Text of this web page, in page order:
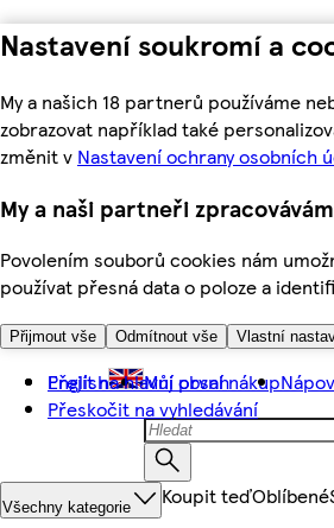
Nastavení soukromí a
My a našich 18 partnerů používáme
zobrazovat například také
změnit v Nastavení ochrany osobních
My a naši partneři
Povolením souborů cookies nám
používat přesná data o poloze a
Přijmout vše Odmítnout vše Vlastní
Přejít na hlavní obsah
Přeskočit na vyhledávání
English Můj první nákup
Všechny kategorie Koupit teďOblíbené